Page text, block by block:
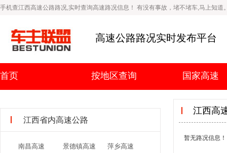
手机查江西高速公路路况,实时查询高速路况信息！ 有没有事故，堵不堵车,马上知道
高速公路路况实时发布平台
首页 按地区查询 国家高速
江西高
暂无路况信息！
江西省内高速公路
南昌高速 景德镇高速
萍乡高速